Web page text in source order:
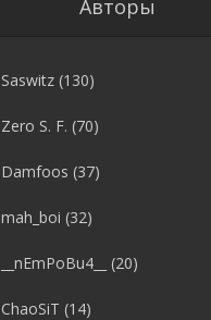
Авторы
Saswitz (130)
Zero S. F. (70)
Damfoos (37)
mah_boi (32)
__nEmPoBu4__ (20)
ChaoSiT (14)